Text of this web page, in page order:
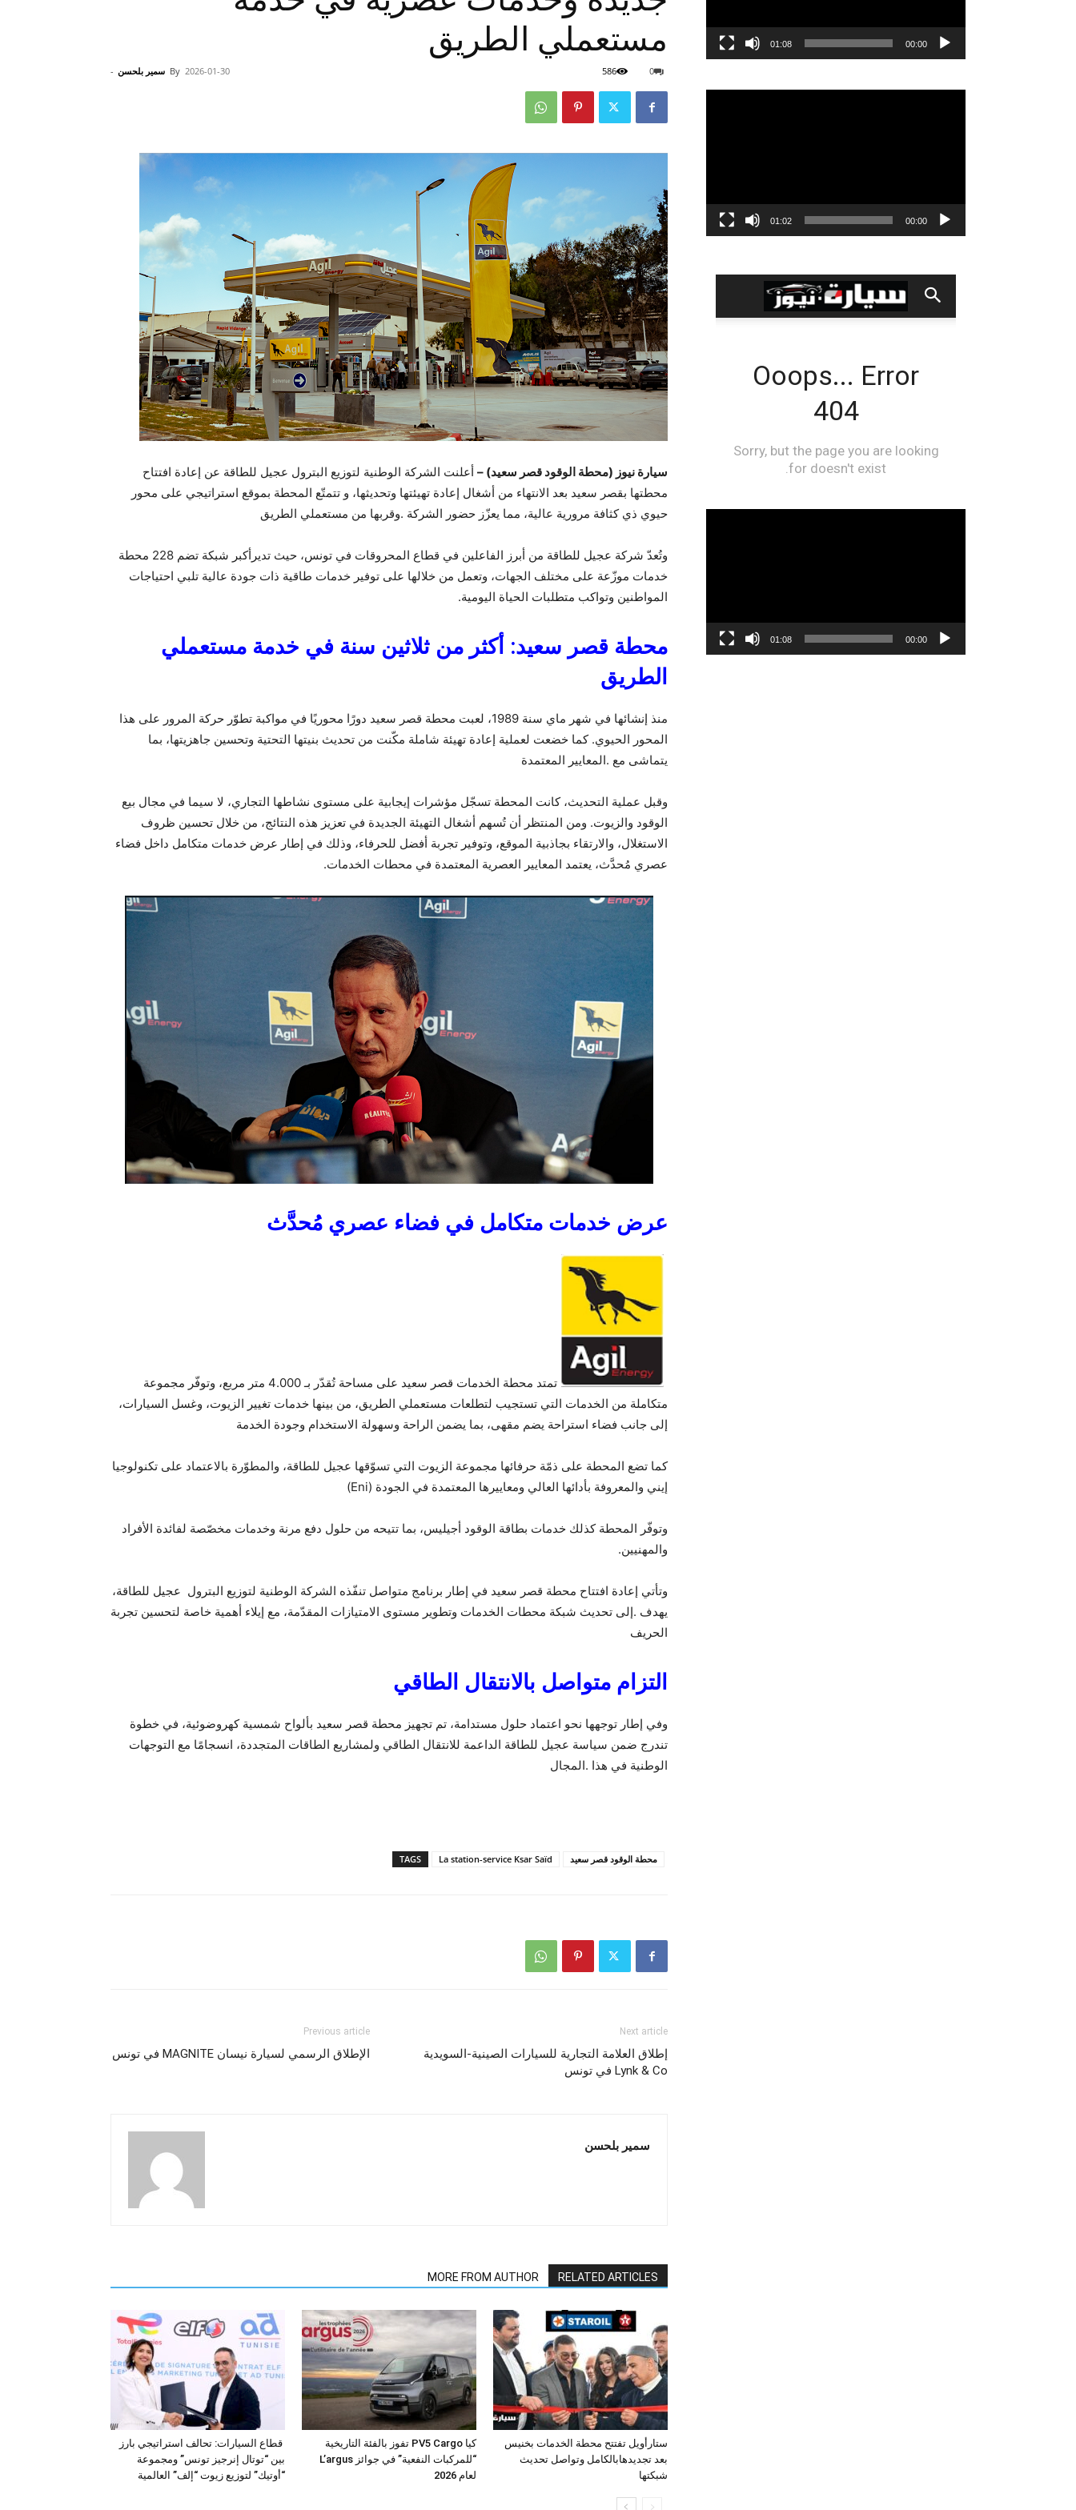
مستعملي الطريق
By سمير بلحسن - 2026-01-30 0
586
سيارة نيوز (محطة الوقود قصر سعيد) – أعلنت الشركة الوطنية لتوزيع البترول عجيل للطاقة عن إعادة افتتاح
محطتها بقصر سعيد بعد الانتهاء من أشغال إعادة تهيئتها وتحديثها، و تتمتّع المحطة بموقع استراتيجي على محور
حيوي ذي كثافة مرورية عالية، مما يعزّز حضور الشركة .وقربها من مستعملي الطريق
وتُعدّ شركة عجيل للطاقة من أبرز الفاعلين في قطاع المحروقات في تونس، حيث تديرأكبر شبكة تضم 228 محطة
خدمات موزّعة على مختلف الجهات، وتعمل من خلالها على توفير خدمات طاقية ذات جودة عالية تلبي احتياجات
المواطنين وتواكب متطلبات الحياة اليومية.
محطة قصر سعيد: أكثر من ثلاثين سنة في خدمة مستعملي
الطريق
منذ إنشائها في شهر ماي سنة 1989، لعبت محطة قصر سعيد دورًا محوريًا في مواكبة تطوّر حركة المرور على هذا
المحور الحيوي. كما خضعت لعملية إعادة تهيئة شاملة مكّنت من تحديث بنيتها التحتية وتحسين جاهزيتها، بما
يتماشى مع .المعايير المعتمدة
وقبل عملية التحديث، كانت المحطة تسجّل مؤشرات إيجابية على مستوى نشاطها التجاري، لا سيما في مجال بيع
الوقود والزيوت. ومن المنتظر أن تُسهم أشغال التهيئة الجديدة في تعزيز هذه النتائج، من خلال تحسين ظروف
الاستغلال، والارتقاء بجاذبية الموقع، وتوفير تجربة أفضل للحرفاء، وذلك في إطار عرض خدمات متكامل داخل فضاء
عصري مُحدَّث، يعتمد المعايير العصرية المعتمدة في محطات الخدمات.
عرض خدمات متكامل في فضاء عصري مُحدَّث
تمتد محطة الخدمات قصر سعيد على مساحة تُقدّر بـ 4.000 متر مربع، وتوفّر مجموعة
متكاملة من الخدمات التي تستجيب لتطلعات مستعملي الطريق، من بينها خدمات تغيير الزيوت، وغسل السيارات،
إلى جانب فضاء استراحة يضم مقهى، بما يضمن الراحة وسهولة الاستخدام وجودة الخدمة
كما تضع المحطة على ذمّة حرفائها مجموعة الزيوت التي تسوّقها عجيل للطاقة، والمطوّرة بالاعتماد على تكنولوجيا
إيني والمعروفة بأدائها العالي ومعاييرها المعتمدة في الجودة (Eni)
وتوفّر المحطة كذلك خدمات بطاقة الوقود أجيليس، بما تتيحه من حلول دفع مرنة وخدمات مخصّصة لفائدة الأفراد
والمهنيين.
وتأتي إعادة افتتاح محطة قصر سعيد في إطار برنامج متواصل تنفّذه الشركة الوطنية لتوزيع البترول عجيل للطاقة،
يهدف .إلى تحديث شبكة محطات الخدمات وتطوير مستوى الامتيازات المقدّمة، مع إيلاء أهمية خاصة لتحسين تجربة
الحريف
التزام متواصل بالانتقال الطاقي
وفي إطار توجهها نحو اعتماد حلول مستدامة، تم تجهيز محطة قصر سعيد بألواح شمسية كهروضوئية، في خطوة
تندرج ضمن سياسة عجيل للطاقة الداعمة للانتقال الطاقي ولمشاريع الطاقات المتجددة، انسجامًا مع التوجهات
الوطنية في هذا .المجال
TAGS La station-service Ksar Saïd محطة الوقود قصر سعيد
Previous article
الإطلاق الرسمي لسيارة نيسان MAGNITE في تونس
Next article
إطلاق العلامة التجارية للسيارات الصينية-السويدية
Lynk & Co في تونس
سمير بلحسن
RELATED ARTICLES
MORE FROM AUTHOR
قطاع السيارات: تحالف استراتيجي بارز
بين “توتال إنرجيز تونس” ومجموعة
“أوتيك” لتوزيع زيوت “إلف” العالمية
كيا PV5 Cargo تفوز بالفئة التاريخية
“للمركبات النفعية” في جوائز L’argus
لعام 2026
ستارأويل تفتتح محطة الخدمات بخنيس
بعد تجديدهابالكامل وتواصل تحديث
شبكتها
00:00
01:08
00:00
01:02
00:00
01:08